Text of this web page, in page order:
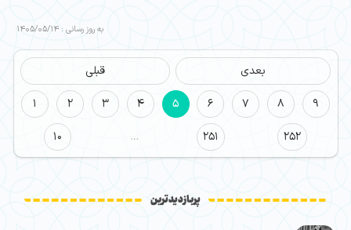
به روز رسانی : 1405/05/14
قبلی
بعدی
1
2 3 4 5 6 7 8
9
10
… 251 252
پربازدیدترین